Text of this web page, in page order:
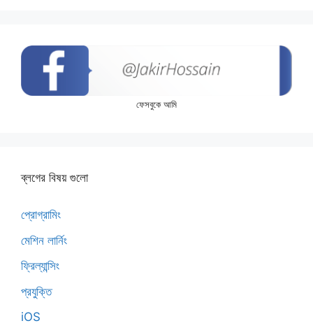
ফেসবুকে আমি
ব্লগের বিষয় গুলো
প্রোগ্রামিং
মেশিন লার্নিং
ফ্রিল্যান্সিং
প্রযুক্তি
iOS